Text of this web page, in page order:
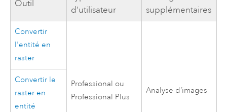
Outil
d’utilisateur
supplémentaires
Convertir
l'entité en
raster
Professional ou
Professional Plus
Analyse d’images
Convertir le
raster en
entité